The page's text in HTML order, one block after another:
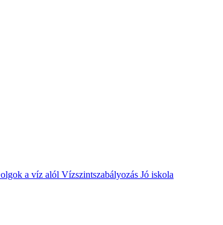
a víz alól Vízszintszabályozás Jó iskola